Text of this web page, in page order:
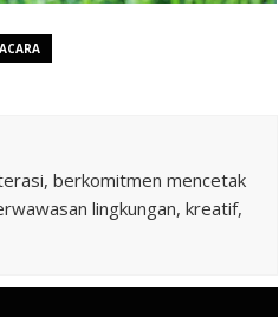
berkomitmen mencetak
lingkungan, kreatif,